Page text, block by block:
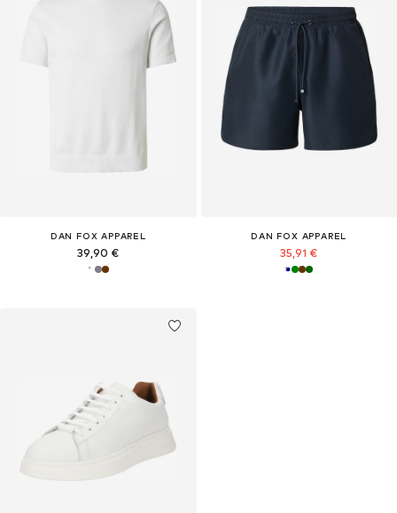
DAN FOX APPAREL
39,90 €
DAN FOX APPAREL
35,91 €